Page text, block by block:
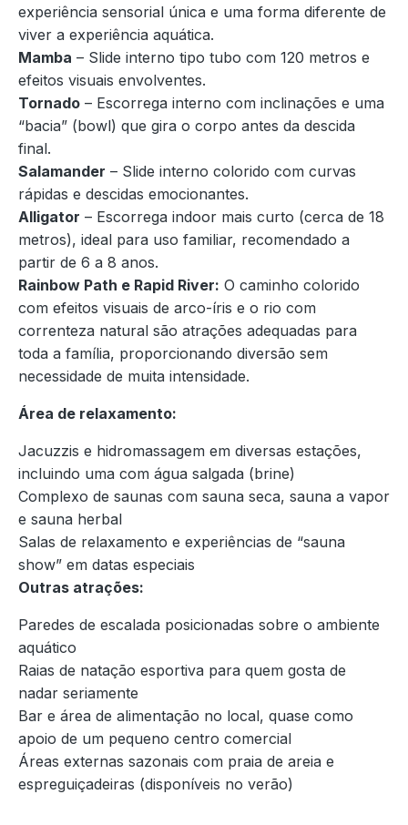
experiência sensorial única e uma forma diferente de
viver a experiência aquática.
Mamba – Slide interno tipo tubo com 120 metros e
efeitos visuais envolventes.
Tornado – Escorrega interno com inclinações e uma
“bacia” (bowl) que gira o corpo antes da descida
final.
Salamander – Slide interno colorido com curvas
rápidas e descidas emocionantes.
Alligator – Escorrega indoor mais curto (cerca de 18
metros), ideal para uso familiar, recomendado a
partir de 6 a 8 anos.
Rainbow Path e Rapid River: O caminho colorido
com efeitos visuais de arco-íris e o rio com
correnteza natural são atrações adequadas para
toda a família, proporcionando diversão sem
necessidade de muita intensidade.
Área de relaxamento:
Jacuzzis e hidromassagem em diversas estações,
incluindo uma com água salgada (brine)
Complexo de saunas com sauna seca, sauna a vapor
e sauna herbal
Salas de relaxamento e experiências de “sauna
show” em datas especiais
Outras atrações:
Paredes de escalada posicionadas sobre o ambiente
aquático
Raias de natação esportiva para quem gosta de
nadar seriamente
Bar e área de alimentação no local, quase como
apoio de um pequeno centro comercial
Áreas externas sazonais com praia de areia e
espreguiçadeiras (disponíveis no verão)